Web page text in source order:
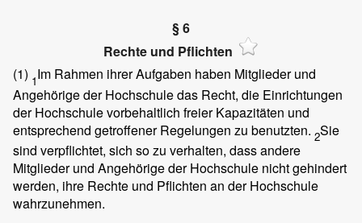
§ 6
Rechte und Pflichten
(1) 1Im Rahmen ihrer Aufgaben haben Mitglieder und
Angehörige der Hochschule das Recht, die Einrichtungen
der Hochschule vorbehaltlich freier Kapazitäten und
entsprechend getroffener Regelungen zu benutzten. 2Sie
sind verpflichtet, sich so zu verhalten, dass andere
Mitglieder und Angehörige der Hochschule nicht gehindert
werden, ihre Rechte und Pflichten an der Hochschule
wahrzunehmen.